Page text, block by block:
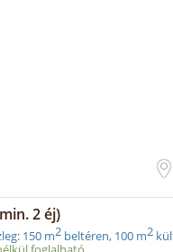
2 éj)
150 m2 beltéren, 100 m2